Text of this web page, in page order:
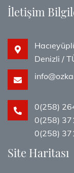
İletişim
Denizli /
0(258)
0(258)
0(258)
Site Haritası